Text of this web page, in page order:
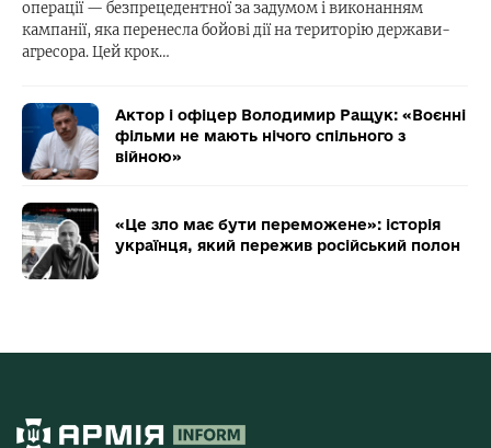
операції — безпрецедентної за задумом і виконанням
кампанії, яка перенесла бойові дії на територію держави-
агресора. Цей крок…
Актор і офіцер Володимир Ращук: «Воєнні
фільми не мають нічого спільного з
війною»
«Це зло має бути переможене»: історія
українця, який пережив російський полон